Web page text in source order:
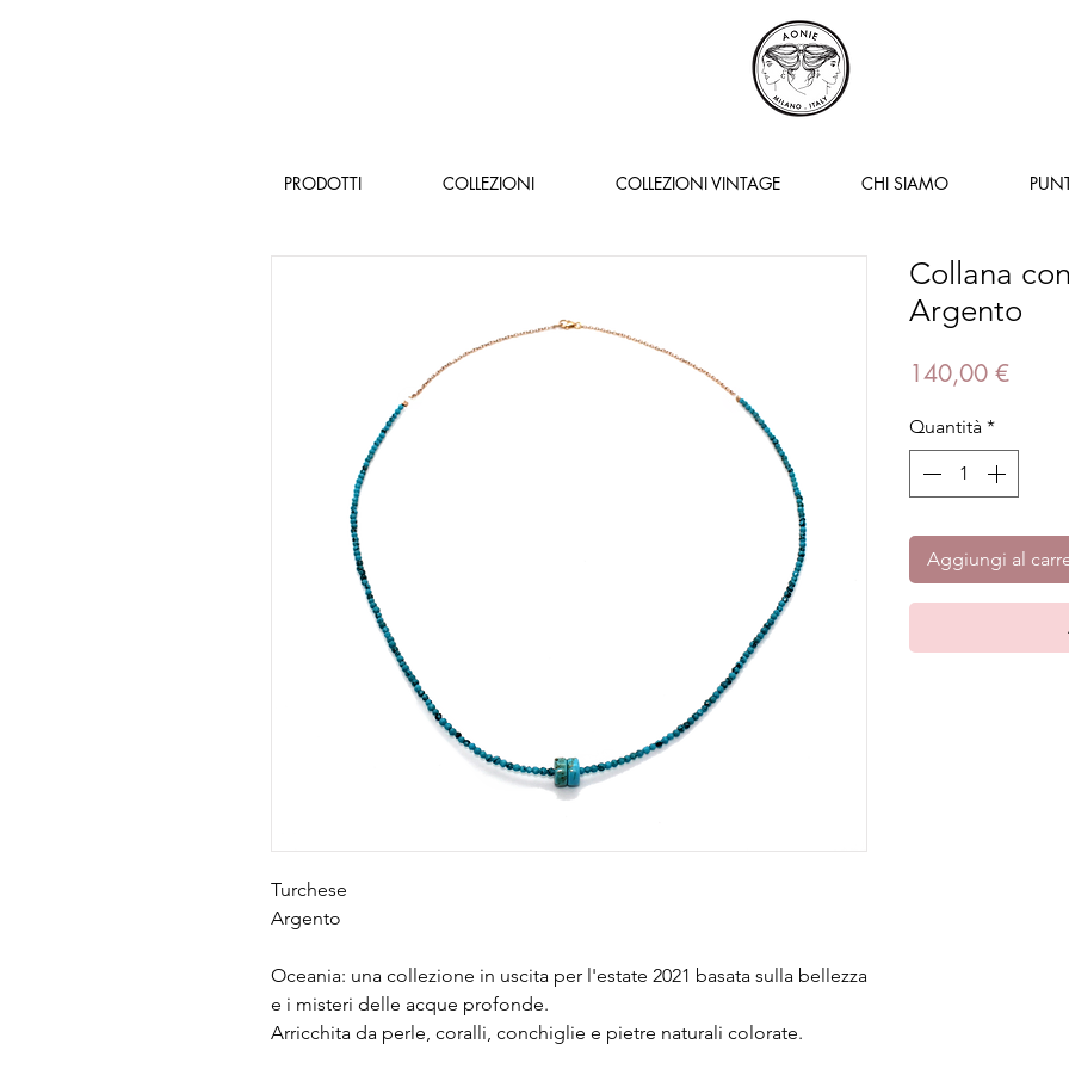
PRODOTTI COLLEZIONI COLLEZIONI VINTAGE CHI SIAMO
Turchese
Argento
Oceania: una collezione in uscita per l'estate 2021 basata sulla bellezza
e i misteri delle acque profonde.
Arricchita da perle, coralli, conchiglie e pietre naturali colorate.
Collana
Argento
140,00 €Prezzo
Quantità *
Aggiungi al